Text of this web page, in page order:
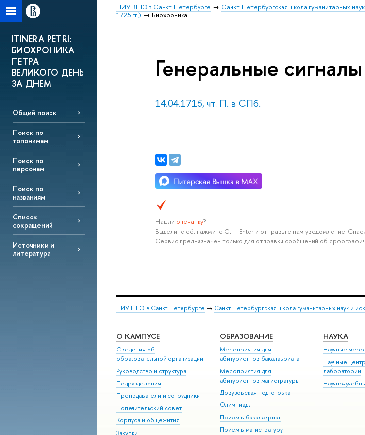
НИУ ВШЭ в Санкт-Петербурге Санкт-Петербургская школа гуманитарных наук
1725 гг.)
Биохроника
ITINERA PETRI:
БИОХРОНИКА
ПЕТРА
ВЕЛИКОГО ДЕНЬ
ЗА ДНЕМ
Общий поиск
Поиск по
топонимам
Поиск по
персонам
Поиск по
названиям
Список
сокращений
Источники и
литература
Генеральные
14.04.1715, чт. П. в СПб.
Нашли опечатку?
Выделите её, нажмите Ctrl+Enter и отправьте нам уведомление.
Сервис предназначен только для отправки сообщений об
НИУ ВШЭ в Санкт-Петербурге → Санкт-Петербургская школа гуманитарных наук и
О КАМПУСЕ
Сведения об
образовательной организации
Руководство и структура
Подразделения
Преподаватели и сотрудники
Попечительский совет
Корпуса и общежития
Закупки
ОБРАЗОВАНИЕ
Мероприятия для
абитуриентов бакалавриата
Мероприятия для
абитуриентов магистратуры
Довузовская подготовка
Олимпиады
Прием в бакалавриат
Прием в магистратуру
НАУКА
Научные
Научные
лаборатории
Научно-